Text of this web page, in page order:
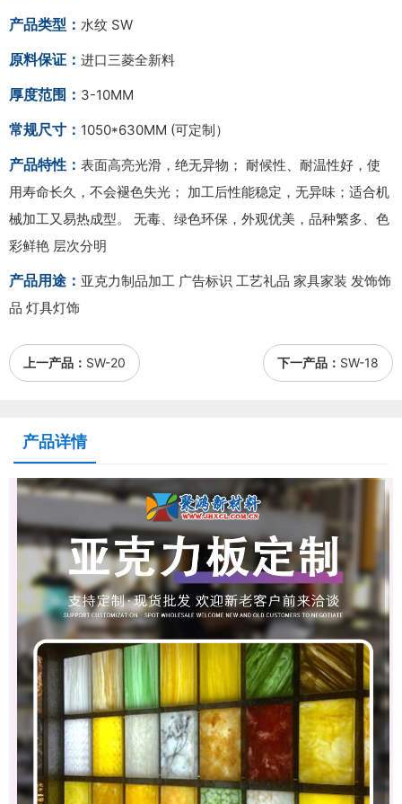
产品类型： 水纹 SW
原料保证： 进口三菱全新料
厚度范围： 3-10MM
常规尺寸： 1050*630MM (可定制）
产品特性： 表面高亮光滑，绝无异物； 耐候性、耐温性好，使
用寿命长久，不会褪色失光； 加工后性能稳定，无异味；适合机
械加工又易热成型。 无毒、绿色环保，外观优美，品种繁多、色
彩鲜艳 层次分明
产品用途： 亚克力制品加工 广告标识 工艺礼品 家具家装 发饰饰
品 灯具灯饰
上一产品： SW-20 下一产品： SW-18
产品详情